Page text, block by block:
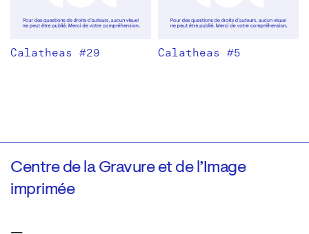
Calatheas #29 Calatheas #5
Centre de la Gravure et de l’Image
imprimée